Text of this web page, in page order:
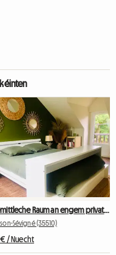
Gemittleche Raum an engem privaten Heem bei der Metro Linn B
Sévigné (35510)
/ Nuecht